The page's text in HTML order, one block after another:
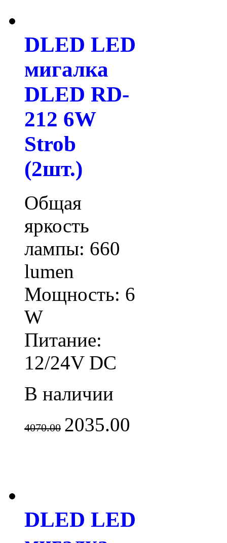
DLED LED
мигалка
DLED RD-
212 6W
Strob
(2шт.)
Общая
яркость
лампы: 660
lumen
Мощность: 6
W
Питание:
12/24V DC
В наличии
4070.00 2035.00
DLED LED